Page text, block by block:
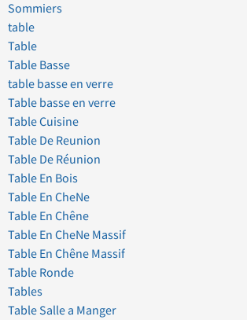
Sommiers
table
Table
Table Basse
table basse en verre
Table basse en verre
Table Cuisine
Table De Reunion
Table De Réunion
Table En Bois
Table En CheNe
Table En Chêne
Table En CheNe Massif
Table En Chêne Massif
Table Ronde
Tables
Table Salle a Manger